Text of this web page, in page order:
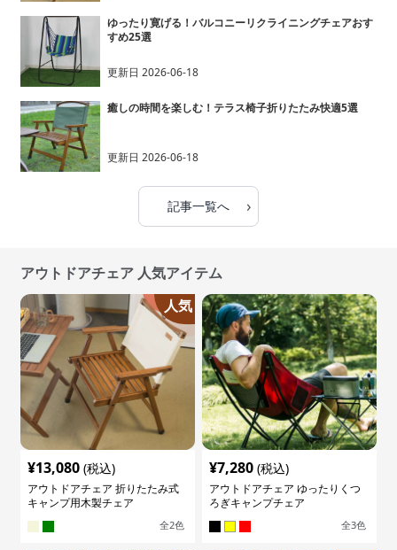
ゆったり寛げる！バルコニーリクライニングチェアおす
すめ25選
更新日 2026-06-18
癒しの時間を楽しむ！テラス椅子折りたたみ快適5選
更新日 2026-06-18
記事一覧へ ›
アウトドアチェア 人気アイテム
人気
¥13,080 (税込)
アウトドアチェア 折りたたみ式
キャンプ用木製チェア
全2色
¥7,280 (税込)
アウトドアチェア ゆったりくつ
ろぎキャンプチェア
全3色